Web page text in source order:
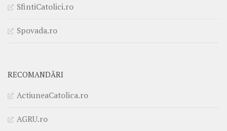
SfintiCatolici.ro
Spovada.ro
RECOMANDĂRI
ActiuneaCatolica.ro
AGRU.ro